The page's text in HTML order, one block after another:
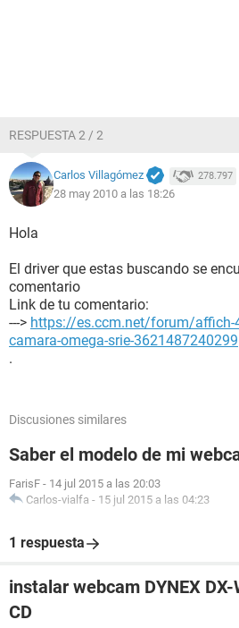
RESPUESTA 2 / 2
Carlos Villagómez 278.797
28 may 2010 a las 18:26
Hola
El driver que estas buscando se
comentario
Link de tu comentario:
---> https://es.ccm.net/forum/affich-
camara-omega-srie-3621487240299
.
Discusiones similares
Saber el modelo de mi
FarisF - 14 jul 2015 a las 20:03
Carlos-vialfa - 15 jul 2015 a las 04:23
1 respuesta
instalar webcam DYNEX
CD